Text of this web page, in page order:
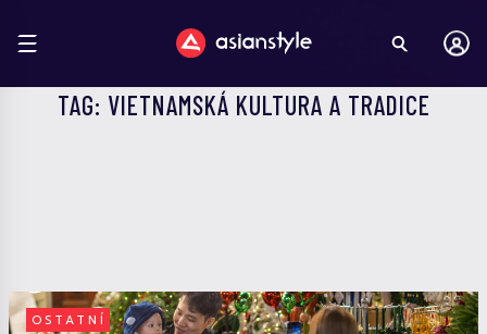
TAG: VIETNAMSKÁ KULTURA A TRADICE
OSTATNÍ